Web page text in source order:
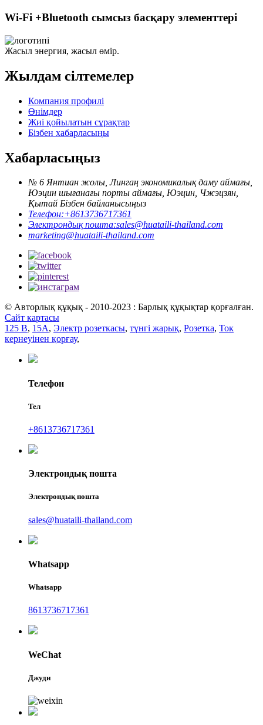
Wi-Fi +Bluetooth сымсыз басқару элементтері
Жасыл энергия, жасыл өмір.
Жылдам сілтемелер
Компания профилі
Өнімдер
Жиі қойылатын сұрақтар
Бізбен хабарласыңы
Хабарласыңыз
№ 6 Янтиан жолы, Лингаң экономикалық даму аймағы,
Юэцин шығанағы порты аймағы, Юэцин, Чжэцзян,
Қытай Бізбен байланысыңыз
Телефон:+8613736717361
Электрондық пошта:sales@huataili-thailand.com
marketing@huataili-thailand.com
© Авторлық құқық - 2010-2023 : Барлық құқықтар қорғалған.
Сайт картасы
125 В, 15А, Электр розеткасы, түнгі жарық, Розетка, Ток
кернеуінен қорғау,
Телефон
Тел
+8613736717361
Электрондық пошта
Электрондық пошта
sales@huataili-thailand.com
Whatsapp
Whatsapp
8613736717361
WeChat
Джуди